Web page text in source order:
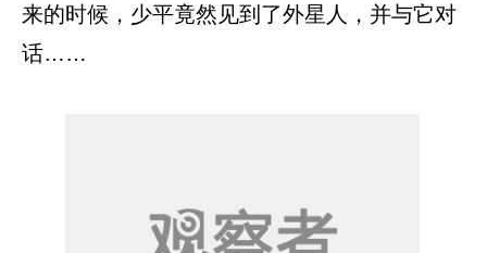
来的时候，少平竟然见到了外星人，并与它对
话……